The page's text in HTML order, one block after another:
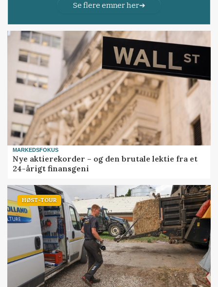
Se flere emner her
MARKEDSFOKUS
Nye aktierekorder – og den brutale lektie fra et
24-årigt finansgeni
HØST-TOUR